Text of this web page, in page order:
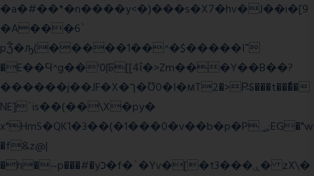
�a�#��*�n����y<�)���s�X7�hv�J��i�[9
�A���6`
pǮ�ԡ(�����1��^�$�����I־
�E��Ϥ^g��'0|ꠓ[[4ΐ�>Zm���Y��B��?
������j��JF�X�ך�Ʊ0�I�мT2�>P̶S���t���ͩ�
NE]`is��(��\X�py�
x"HmS�QK1�3��(�1���0�v��b�p�P؃;EG�"w
�f&z@|
�h�~p���#�yכ�f�`�Yv�[�t3���ۑ� zX\�